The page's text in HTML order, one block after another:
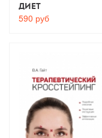
диет
590 руб